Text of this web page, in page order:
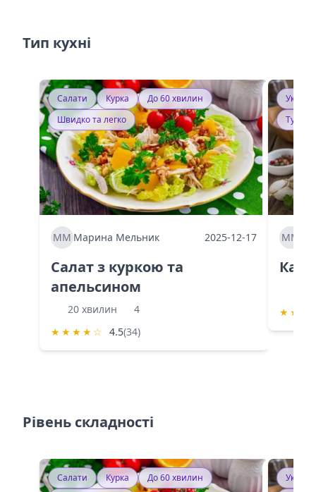
Тип кухні
Салати Курка
До 60 хвилин
Швидко та легко
ММ Марина Мельник 2025-12-17
Салат з куркою та
апельсином
20 хвилин
4
★ ★ ★ ★ ☆ 4.5(34)
ММ
★ ★
Рівень складності
Салати Курка
До 60 хвилин